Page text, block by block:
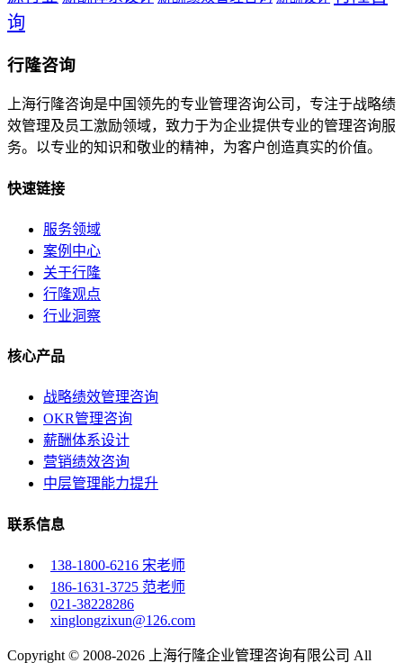
询
行隆咨询
上海行隆咨询是中国领先的专业管理咨询公司，专注于战略绩
效管理及员工激励领域，致力于为企业提供专业的管理咨询服
务。以专业的知识和敬业的精神，为客户创造真实的价值。
快速链接
服务领域
案例中心
关于行隆
行隆观点
行业洞察
核心产品
战略绩效管理咨询
OKR管理咨询
薪酬体系设计
营销绩效咨询
中层管理能力提升
联系信息
138-1800-6216 宋老师
186-1631-3725 范老师
021-38228286
xinglongzixun@126.com
Copyright © 2008-2026 上海行隆企业管理咨询有限公司 All